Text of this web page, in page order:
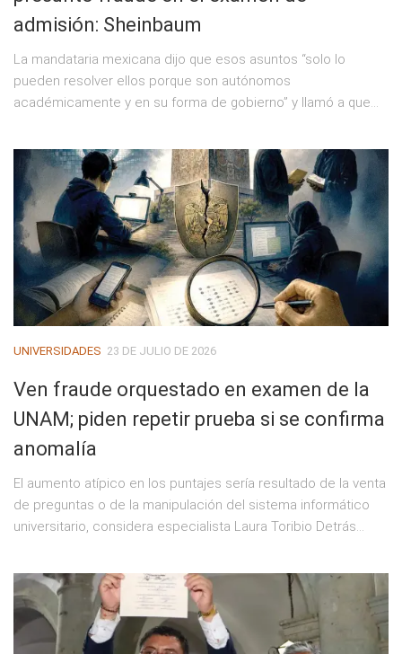
admisión: Sheinbaum
La mandataria mexicana dijo que esos asuntos “solo lo
pueden resolver ellos porque son autónomos
académicamente y en su forma de gobierno” y llamó a que...
UNIVERSIDADES 23 DE JULIO DE 2026
Ven fraude orquestado en examen de la
UNAM; piden repetir prueba si se confirma
anomalía
El aumento atípico en los puntajes sería resultado de la venta
de preguntas o de la manipulación del sistema informático
universitario, considera especialista Laura Toribio Detrás...